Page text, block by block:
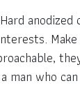
man who